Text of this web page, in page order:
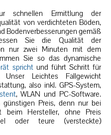
schnellen Ermittlung der
von verdichteten Böden,
Bodenverbesserungen gemäß
Sie die Qualität der
nur zwei Minuten mit dem
Sie so das dynamische
spricht und führt Schritt für
Leichtes Fallgewicht
also inkl. GPS-System,
, WLAN und PC-Software.
Preis, denn nur bei
beim Hersteller, ohne Preis
oder teure (versteckte)